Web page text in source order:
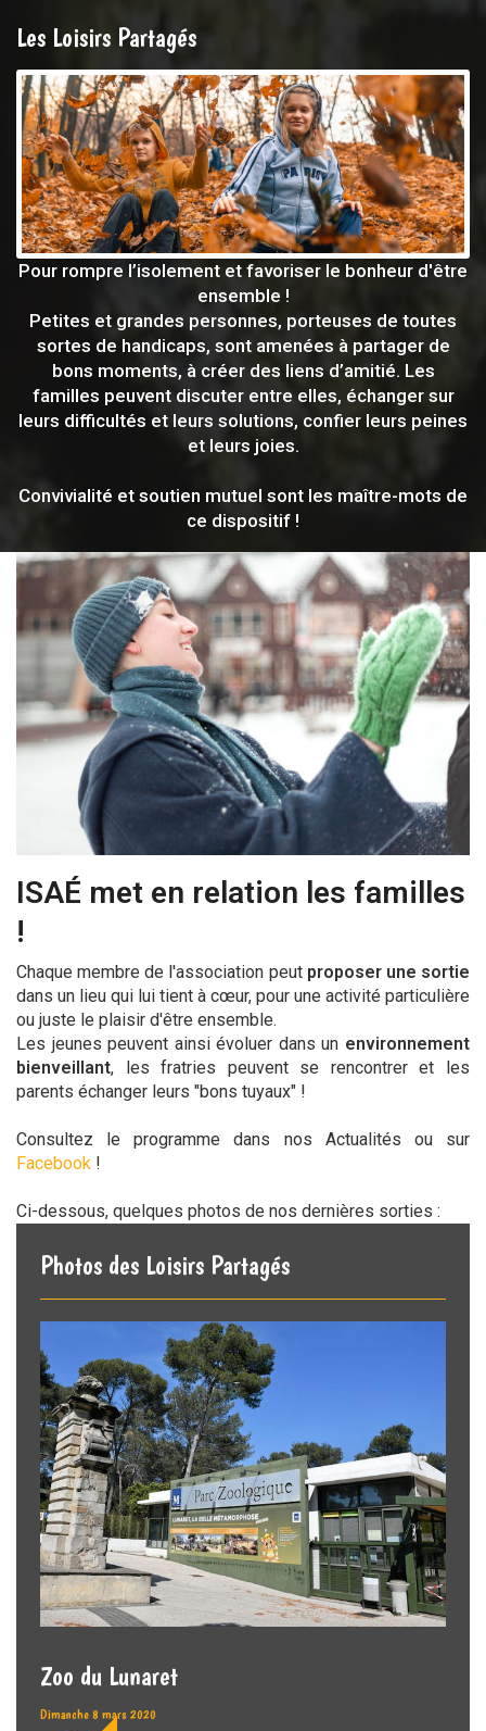
Les Loisirs Partagés
Pour rompre l’isolement et favoriser le bonheur d'être
ensemble !
Petites et grandes personnes, porteuses de toutes
sortes de handicaps, sont amenées à partager de
bons moments, à créer des liens d’amitié. Les
familles peuvent discuter entre elles, échanger sur
leurs difficultés et leurs solutions, confier leurs peines
et leurs joies.
Convivialité et soutien mutuel sont les maître-mots de
ce dispositif !
ISAÉ met en relation les familles
!
Chaque membre de l'association peut proposer une sortie
dans un lieu qui lui tient à cœur, pour une activité particulière
ou juste le plaisir d'être ensemble.
Les jeunes peuvent ainsi évoluer dans un environnement
bienveillant, les fratries peuvent se rencontrer et les
parents échanger leurs "bons tuyaux" !
Consultez le programme dans nos Actualités ou sur
Facebook !
Ci-dessous, quelques photos de nos dernières sorties :
Photos des Loisirs Partagés
Zoo du Lunaret
Dimanche 8 mars 2020